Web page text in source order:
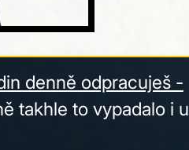
denně odpracuješ -
takhle to vypadalo i u